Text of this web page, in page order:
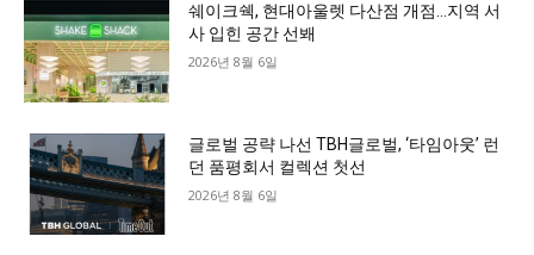
쉐이크쉑, 현대아울렛 다산점 개점…지역 서
사 입힌 공간 선봬
2026년 8월 6일
글로벌 공략 나선 TBH글로벌, ‘타임아웃’ 런
던 품평회서 컬렉션 첫선
2026년 8월 6일